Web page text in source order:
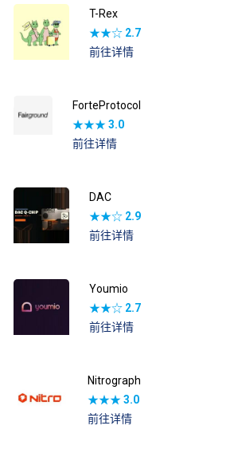
T-Rex
★★☆ 2.7
前往详情
ForteProtocol
★★★3.0
前往详情
DAC
★★☆ 2.9
前往详情
Youmio
★★☆ 2.7
前往详情
Nitrograph
★★★3.0
前往详情